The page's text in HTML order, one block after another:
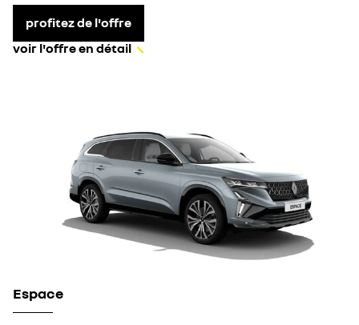
profitez de l'offre
voir l'offre en détail
Espace